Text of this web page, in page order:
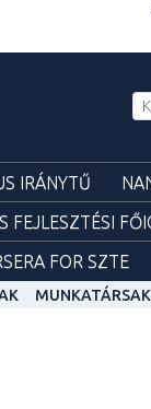
IRÁNYTŰ
FEJLESZTÉSI
FOR SZTE